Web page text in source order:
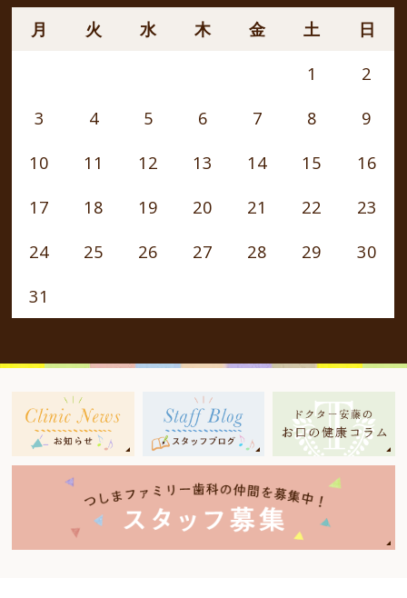
月 火 水 木 金 土 日
1
2
3
4 5 6 7 8
9
10
11 12 13 14 15
16
17
18 19 20 21 22
23
24
25 26 27 28 29
30
31